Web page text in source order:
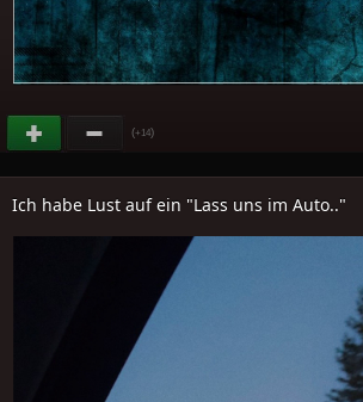
(+14)
Ich habe Lust auf ein "Lass uns im Auto.."